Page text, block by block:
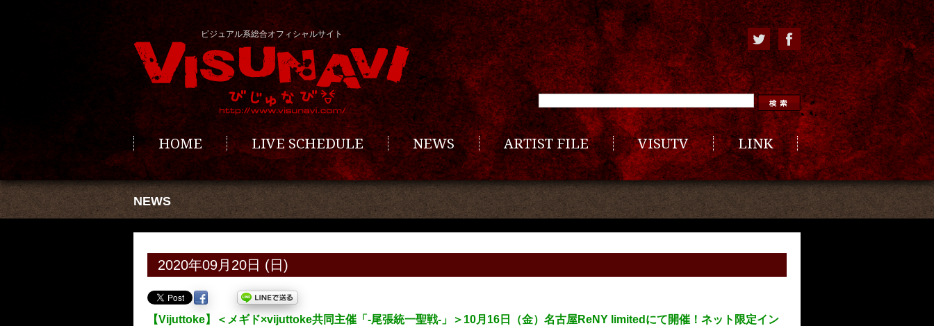
ビジュアル系総合オフィシャルサイト
HOME LIVE SCHEDULE NEWS ARTIST FILE VISUTV LINK
NEWS
2020年09月20日 (日)
【Vijuttoke】＜メギド×vijuttoke共同主催「-尾張統一聖戦-」＞10月16日（金）名古屋ReNY limitedにて開催！ネット限定イン